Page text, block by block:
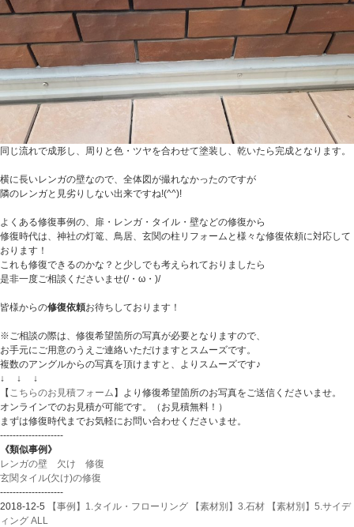
同じ流れで成形し、周りと色・ツヤを合わせて塗装し、乾いたら完成となります。
横に長いレンガの壁なので、全体図が撮れなかったのですが
隣のレンガと見劣りしない出来ですね!(^^)!
よくある修復事例の、扉・レンガ・タイル・壁などの修復から
修復時代は、神社の灯篭、鳥居、玄関の柱リフォームと様々な修復依頼に対応して
おります！
これも修復できるのかな？と少しでも考えられておりましたら
是非一度ご相談くださいませ(/・ω・)/
皆様からの修復依頼お待ちしております！
※ご相談の際は、修復希望箇所の写真が必要となりますので、
お手元にご用意のうえご連絡いただけますとスムーズです。
複数のアングルからの写真を頂けますと、よりスムーズです♪
↓ ↓ ↓
【 こちらのお見積フォーム 】より修復希望箇所のお写真をご送信くださいませ。
オンラインでのお見積が可能です。（お見積無料！）
まずは修復時代までお気軽にお問い合わせくださいませ。
--------------------
《類似事例》
レンガの壁 欠け 修復
玄関タイル(欠け)の修復
--------------------
2018-12-5
【事例】1.タイル・フローリング 【素材別】3.石材
【素材別】5.サイデ
ィング ALL